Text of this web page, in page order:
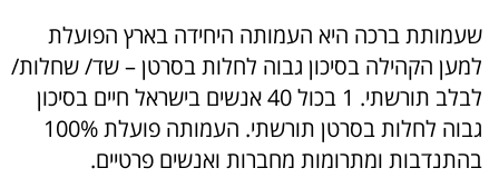
שעמותת ברכה היא העמותה היחידה בארץ הפועלת
למען הקהילה בסיכון גבוה לחלות בסרטן – שד/ שחלות/
לבלב תורשתי. 1 בכול 40 אנשים בישראל חיים בסיכון
גבוה לחלות בסרטן תורשתי. העמותה פועלת 100%
בהתנדבות ומתרומות מחברות ואנשים פרטיים.